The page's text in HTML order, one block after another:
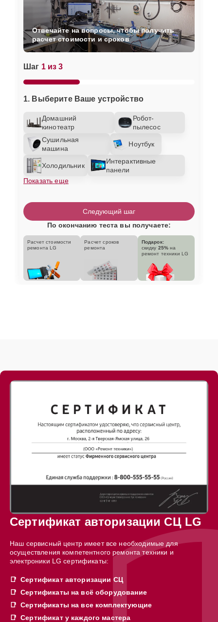
Шаг 1 из 3
1. Выберите Ваше устройство
Домашний
кинотеатр
Робот-
пылесос
Сушильная
машина
Ноутбук
Холодильник
Интерактивные
панели
Показать еще
Отвечайте на вопросы, чтобы получить
расчет стоимости и сроков
Следующий шаг
По окончанию теста вы получаете:
Расчет стоимости
ремонта LG
Расчет сроков
ремонта
Подарок:
скидку 25% на
ремонт техники LG
Сертификат авторизации СЦ LG
Наш сервисный центр имеет все необходимые для
осуществления компетентного ремонта техники и
электроники LG сертификаты:
Сертификат авторизации СЦ
Сертификаты на всё оборудование
Сертификаты на все комплектующие
Сертификат у каждого мастера